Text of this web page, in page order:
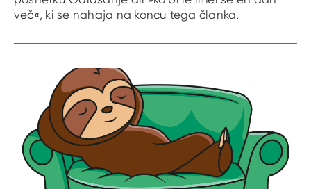
več«, ki se nahaja na koncu tega članka.